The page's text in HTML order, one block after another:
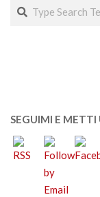
Search
SEGUIMI E METTI